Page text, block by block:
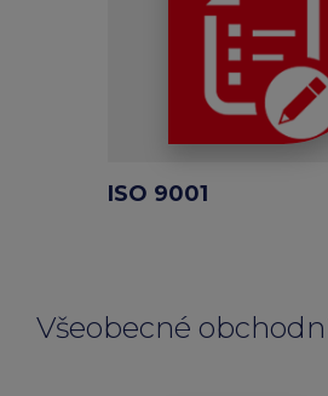
ISO 9001
Všeobecné